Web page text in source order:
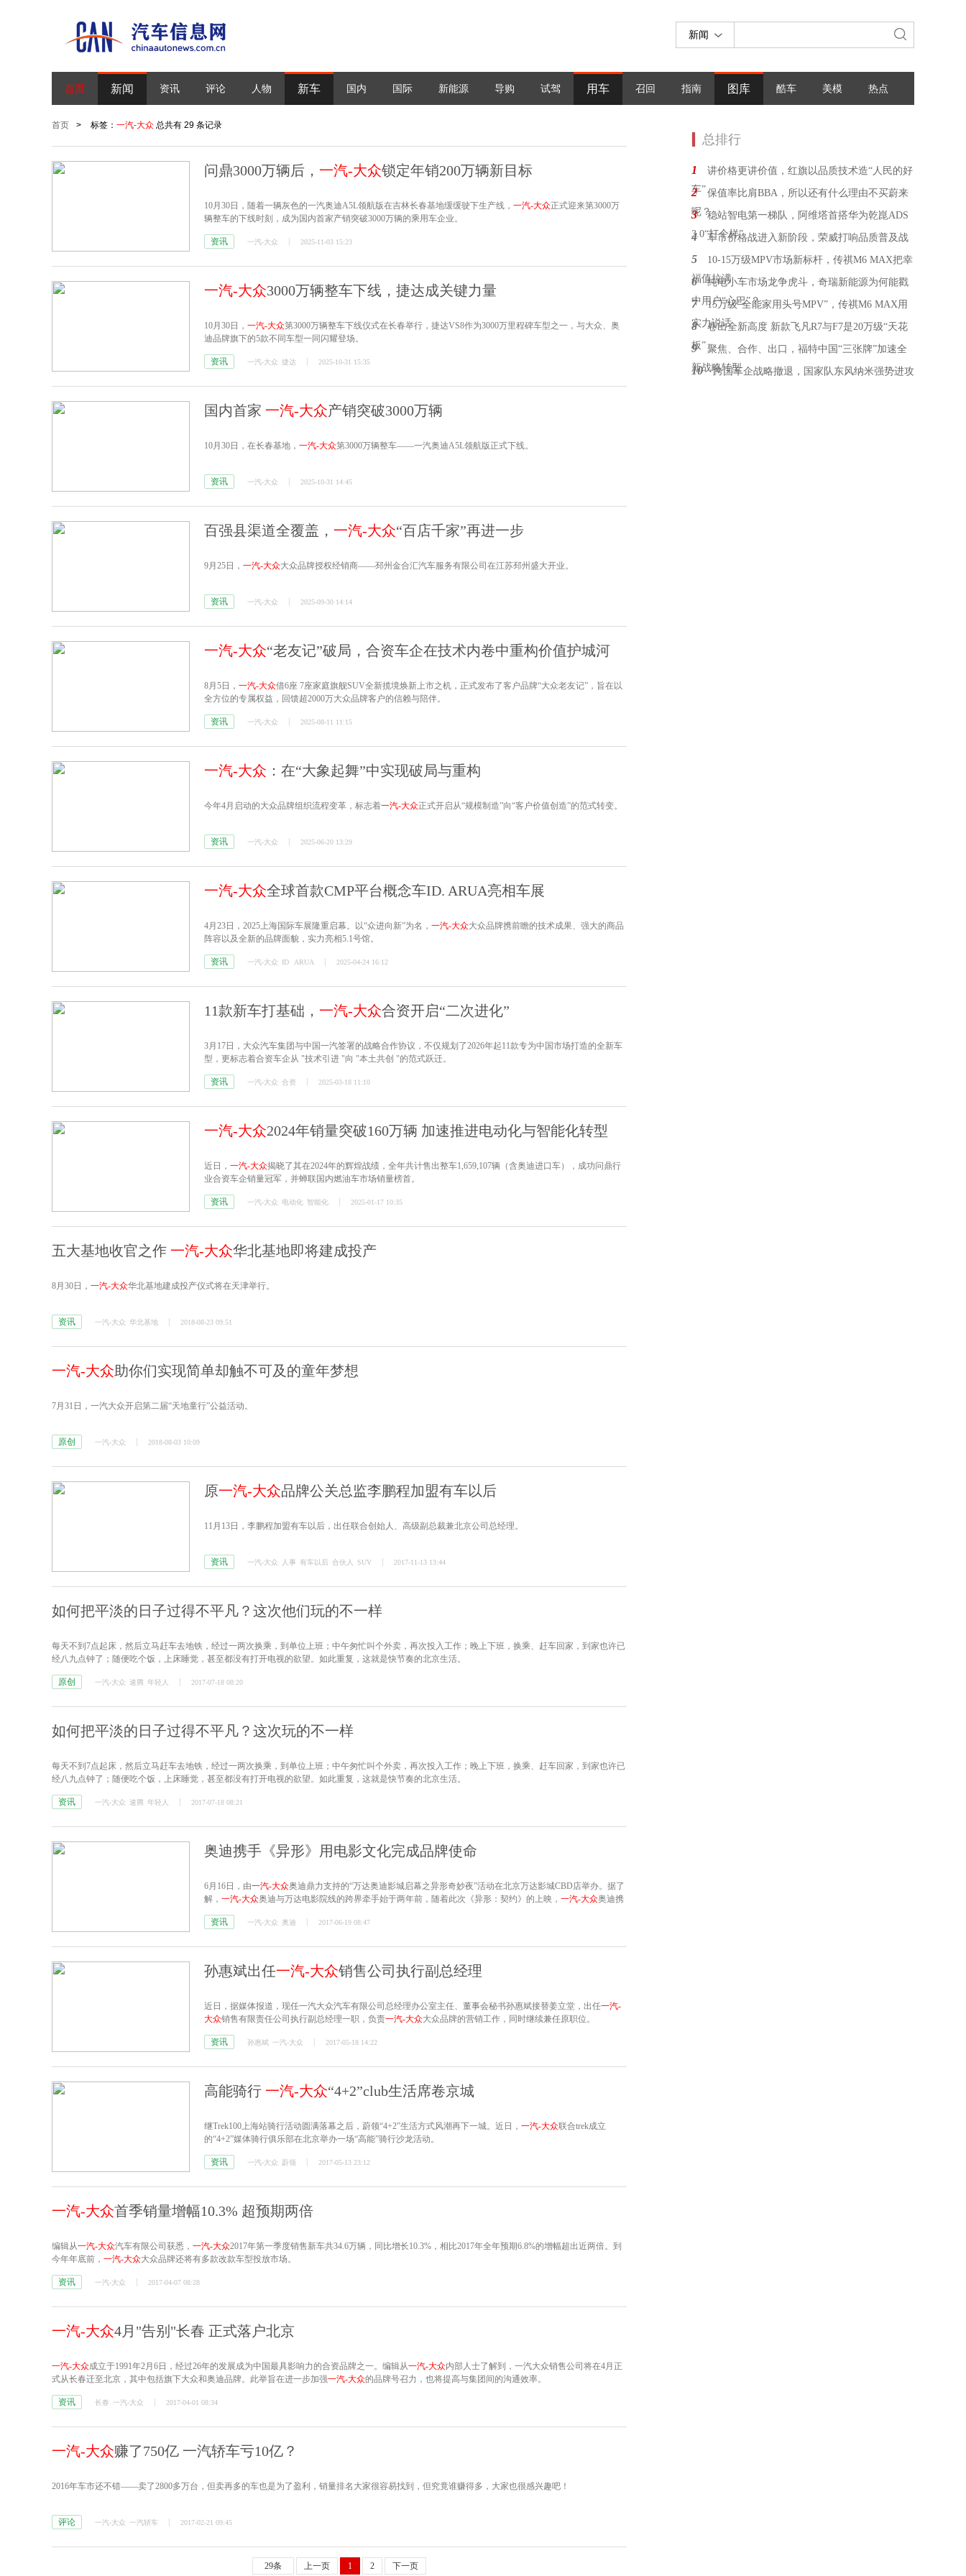
新闻
首页 新闻 资讯 评论 人物 新车 国内 国际 新能源 导购 试驾 用车 召回 指南 图库 酷车 美模 热点
首页 > 标签： 一汽-大众 总共有 29 条记录
问鼎3000万辆后， 一汽-大众锁定年销200万辆新目标
10月30日，随着一辆灰色的一汽奥迪A5L领航版在吉林长春基地缓缓驶下生产线， 一汽-大众正式迎来第3000万
辆整车的下线时刻，成为国内首家产销突破3000万辆的乘用车企业。
资讯 一汽-大众 2025-11-03 15:23
一汽-大众3000万辆整车下线，捷达成关键力量
10月30日， 一汽-大众第3000万辆整车下线仪式在长春举行，捷达VS8作为3000万里程碑车型之一，与大众、奥
迪品牌旗下的5款不同车型一同闪耀登场。
资讯 一汽-大众 捷达 2025-10-31 15:35
国内首家 一汽-大众产销突破3000万辆
10月30日，在长春基地， 一汽-大众第3000万辆整车——一汽奥迪A5L领航版正式下线。
资讯 一汽-大众 2025-10-31 14:45
百强县渠道全覆盖， 一汽-大众“百店千家”再进一步
9月25日， 一汽-大众大众品牌授权经销商——邳州金合汇汽车服务有限公司在江苏邳州盛大开业。
资讯 一汽-大众 2025-09-30 14:14
一汽-大众“老友记”破局，合资车企在技术内卷中重构价值护城河
8月5日， 一汽-大众借6座 7座家庭旗舰SUV全新揽境焕新上市之机，正式发布了客户品牌“大众老友记”，旨在以
全方位的专属权益，回馈超2000万大众品牌客户的信赖与陪伴。
资讯 一汽-大众 2025-08-11 11:15
一汽-大众 ：在“大象起舞”中实现破局与重构
今年4月启动的大众品牌组织流程变革，标志着一汽-大众正式开启从“规模制造”向“客户价值创造”的范式转变。
资讯 一汽-大众 2025-06-20 13:29
一汽-大众全球首款CMP平台概念车ID. ARUA亮相车展
4月23日，2025上海国际车展隆重启幕。以“众进向新”为名， 一汽-大众大众品牌携前瞻的技术成果、强大的商品
阵容以及全新的品牌面貌，实力亮相5.1号馆。
资讯 一汽-大众 ID ARUA 2025-04-24 16:12
11款新车打基础， 一汽-大众合资开启“二次进化”
3月17日，大众汽车集团与中国一汽签署的战略合作协议，不仅规划了2026年起11款专为中国市场打造的全新车
型，更标志着合资车企从 "技术引进 "向 "本土共创 "的范式跃迁。
资讯 一汽-大众 合资 2025-03-18 11:10
一汽-大众2024年销量突破160万辆 加速推进电动化与智能化转型
近日， 一汽-大众揭晓了其在2024年的辉煌战绩，全年共计售出整车1,659,107辆（含奥迪进口车），成功问鼎行
业合资车企销量冠军，并蝉联国内燃油车市场销量榜首。
资讯 一汽-大众 电动化 智能化 2025-01-17 10:35
五大基地收官之作 一汽-大众华北基地即将建成投产
8月30日， 一汽-大众华北基地建成投产仪式将在天津举行。
资讯 一汽-大众 华北基地 2018-08-23 09:51
一汽-大众助你们实现简单却触不可及的童年梦想
7月31日，一汽大众开启第二届“天地童行”公益活动。
原创 一汽-大众 2018-08-03 10:09
原一汽-大众品牌公关总监李鹏程加盟有车以后
11月13日，李鹏程加盟有车以后，出任联合创始人、高级副总裁兼北京公司总经理。
资讯 一汽-大众 人事 有车以后 合伙人 SUV 2017-11-13 13:44
如何把平淡的日子过得不平凡？这次他们玩的不一样
每天不到7点起床，然后立马赶车去地铁，经过一两次换乘，到单位上班；中午匆忙叫个外卖，再次投入工作；晚上下班，换乘、赶车回家，到家也许已
经八九点钟了；随便吃个饭，上床睡觉，甚至都没有打开电视的欲望。如此重复，这就是快节奏的北京生活。
原创 一汽-大众 速腾 年轻人 2017-07-18 08:20
如何把平淡的日子过得不平凡？这次玩的不一样
每天不到7点起床，然后立马赶车去地铁，经过一两次换乘，到单位上班；中午匆忙叫个外卖，再次投入工作；晚上下班，换乘、赶车回家，到家也许已
经八九点钟了；随便吃个饭，上床睡觉，甚至都没有打开电视的欲望。如此重复，这就是快节奏的北京生活。
资讯 一汽-大众 速腾 年轻人 2017-07-18 08:21
奥迪携手《异形》用电影文化完成品牌使命
6月16日，由一汽-大众奥迪鼎力支持的“万达奥迪影城启幕之异形奇妙夜”活动在北京万达影城CBD店举办。据了
解， 一汽-大众奥迪与万达电影院线的跨界牵手始于两年前，随着此次《异形：契约》的上映， 一汽-大众奥迪携
资讯
一汽-大众 奥迪 2017-06-19 08:47
孙惠斌出任一汽-大众销售公司执行副总经理
近日，据媒体报道，现任一汽大众汽车有限公司总经理办公室主任、董事会秘书孙惠斌接替姜立堂，出任一汽-
大众销售有限责任公司执行副总经理一职，负责一汽-大众大众品牌的营销工作，同时继续兼任原职位。
资讯 孙惠斌 一汽-大众 2017-05-18 14:22
高能骑行 一汽-大众“4+2”club生活席卷京城
继Trek100上海站骑行活动圆满落幕之后，蔚领“4+2”生活方式风潮再下一城。近日， 一汽-大众联合trek成立
的“4+2”媒体骑行俱乐部在北京举办一场“高能”骑行沙龙活动。
资讯 一汽-大众 蔚领 2017-05-13 23:12
一汽-大众首季销量增幅10.3% 超预期两倍
编辑从一汽-大众汽车有限公司获悉， 一汽-大众2017年第一季度销售新车共34.6万辆，同比增长10.3%，相比2017年全年预期6.8%的增幅超出近两倍。到
今年年底前， 一汽-大众大众品牌还将有多款改款车型投放市场。
资讯 一汽-大众 2017-04-07 08:28
一汽-大众4月"告别"长春 正式落户北京
一汽-大众成立于1991年2月6日，经过26年的发展成为中国最具影响力的合资品牌之一。编辑从一汽-大众内部人士了解到，一汽大众销售公司将在4月正
式从长春迁至北京，其中包括旗下大众和奥迪品牌。此举旨在进一步加强一汽-大众的品牌号召力，也将提高与集团间的沟通效率。
资讯 长春 一汽-大众 2017-04-01 08:34
一汽-大众赚了750亿 一汽轿车亏10亿？
2016年车市还不错——卖了2800多万台，但卖再多的车也是为了盈利，销量排名大家很容易找到，但究竟谁赚得多，大家也很感兴趣吧！
评论 一汽-大众 一汽轿车 2017-02-21 09:45
29条 上一页 1 2 下一页
总排行
1
讲价格更讲价值，红旗以品质技术造“人民的好
车”
2
保值率比肩BBA，所以还有什么理由不买蔚来
呢？
3
稳站智电第一梯队，阿维塔首搭华为乾崑ADS
3.0“打个样”
4 车市价格战进入新阶段，荣威打响品质普及战
5
10-15万级MPV市场新标杆，传祺M6 MAX把幸
福值拉满
6
纯电小车市场龙争虎斗，奇瑞新能源为何能戳
中用户“心巴”？
7
15万级“全能家用头号MPV”，传祺M6 MAX用
实力说话
8
卷出全新高度 新款飞凡R7与F7是20万级“天花
板”
9
聚焦、合作、出口，福特中国“三张牌”加速全
新战略转型
10 跨国车企战略撤退，国家队东风纳米强势进攻